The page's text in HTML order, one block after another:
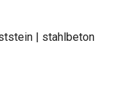
| stahlbeton